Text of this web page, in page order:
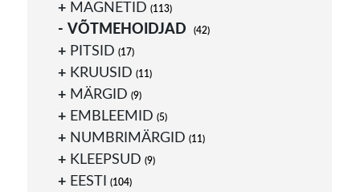
MAGNETID (113)
VÕTMEHOIDJAD (42)
PITSID (17)
KRUUSID (11)
MÄRGID (9)
EMBLEEMID (5)
NUMBRIMÄRGID (11)
KLEEPSUD (9)
EESTI (104)